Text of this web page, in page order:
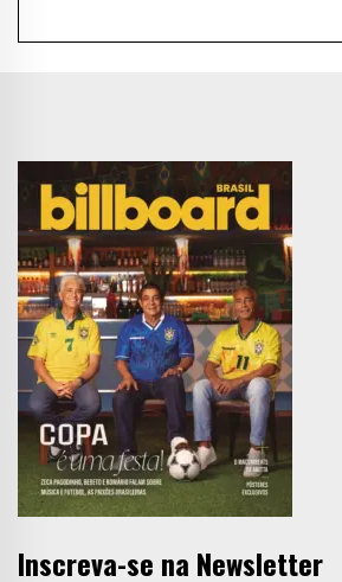
Inscreva-se na Newsletter